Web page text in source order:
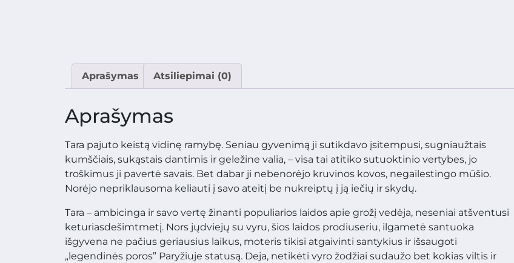
Aprašymas Atsiliepimai (0)
Aprašymas
Tara pajuto keistą vidinę ramybę. Seniau gyvenimą ji sutikdavo įsitempusi, sugniaužtais
kumščiais, sukąstais dantimis ir geležine valia, – visa tai atitiko sutuoktinio vertybes, jo
troškimus ji pavertė savais. Bet dabar ji nebenorėjo kruvinos kovos, negailestingo mūšio.
Norėjo nepriklausoma keliauti į savo ateitį be nukreiptų į ją iečių ir skydų.
Tara – ambicinga ir savo vertę žinanti populiarios laidos apie grožį vedėja, neseniai atšventusi
keturiasdešimtmetį. Nors jųdviejų su vyru, šios laidos prodiuseriu, ilgametė santuoka
išgyvena ne pačius geriausius laikus, moteris tikisi atgaivinti santykius ir išsaugoti
„legendinės poros” Paryžiuje statusą. Deja, netikėti vyro žodžiai sudaužo bet kokias viltis ir